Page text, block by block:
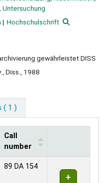
Hochschulschrift
gewährleistet DISS
Diss., 1988
( 1 )
Call
number
89 DA 154